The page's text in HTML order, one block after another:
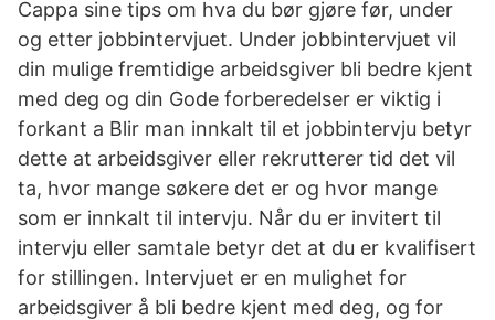
Cappa sine tips om hva du bør gjøre før, under
og etter jobbintervjuet. Under jobbintervjuet vil
din mulige fremtidige arbeidsgiver bli bedre kjent
med deg og din Gode forberedelser er viktig i
forkant a Blir man innkalt til et jobbintervju betyr
dette at arbeidsgiver eller rekrutterer tid det vil
ta, hvor mange søkere det er og hvor mange
som er innkalt til intervju. Når du er invitert til
intervju eller samtale betyr det at du er kvalifisert
for stillingen. Intervjuet er en mulighet for
arbeidsgiver å bli bedre kjent med deg, og for